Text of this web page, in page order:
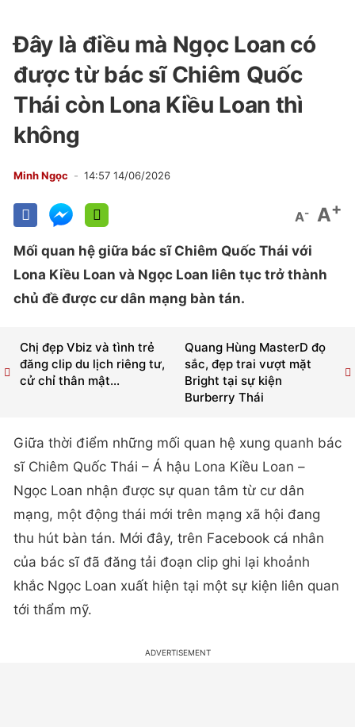
Đây là điều mà Ngọc Loan có
được từ bác sĩ Chiêm Quốc
Thái còn Lona Kiều Loan thì
không
Minh Ngọc 14:57 14/06/2026
A- A+
Mối quan hệ giữa bác sĩ Chiêm Quốc Thái với
Lona Kiều Loan và Ngọc Loan liên tục trở thành
chủ đề được cư dân mạng bàn tán.
Quang Hùng MasterD đọ
sắc, đẹp trai vượt mặt
Bright tại sự kiện
Burberry Thái
Chị đẹp Vbiz và tình trẻ
đăng clip du lịch riêng tư,
cử chỉ thân mật...
Giữa thời điểm những mối quan hệ xung quanh bác
sĩ Chiêm Quốc Thái – Á hậu Lona Kiều Loan –
Ngọc Loan nhận được sự quan tâm từ cư dân
mạng, một động thái mới trên mạng xã hội đang
thu hút bàn tán. Mới đây, trên Facebook cá nhân
của bác sĩ đã đăng tải đoạn clip ghi lại khoảnh
khắc Ngọc Loan xuất hiện tại một sự kiện liên quan
tới thẩm mỹ.